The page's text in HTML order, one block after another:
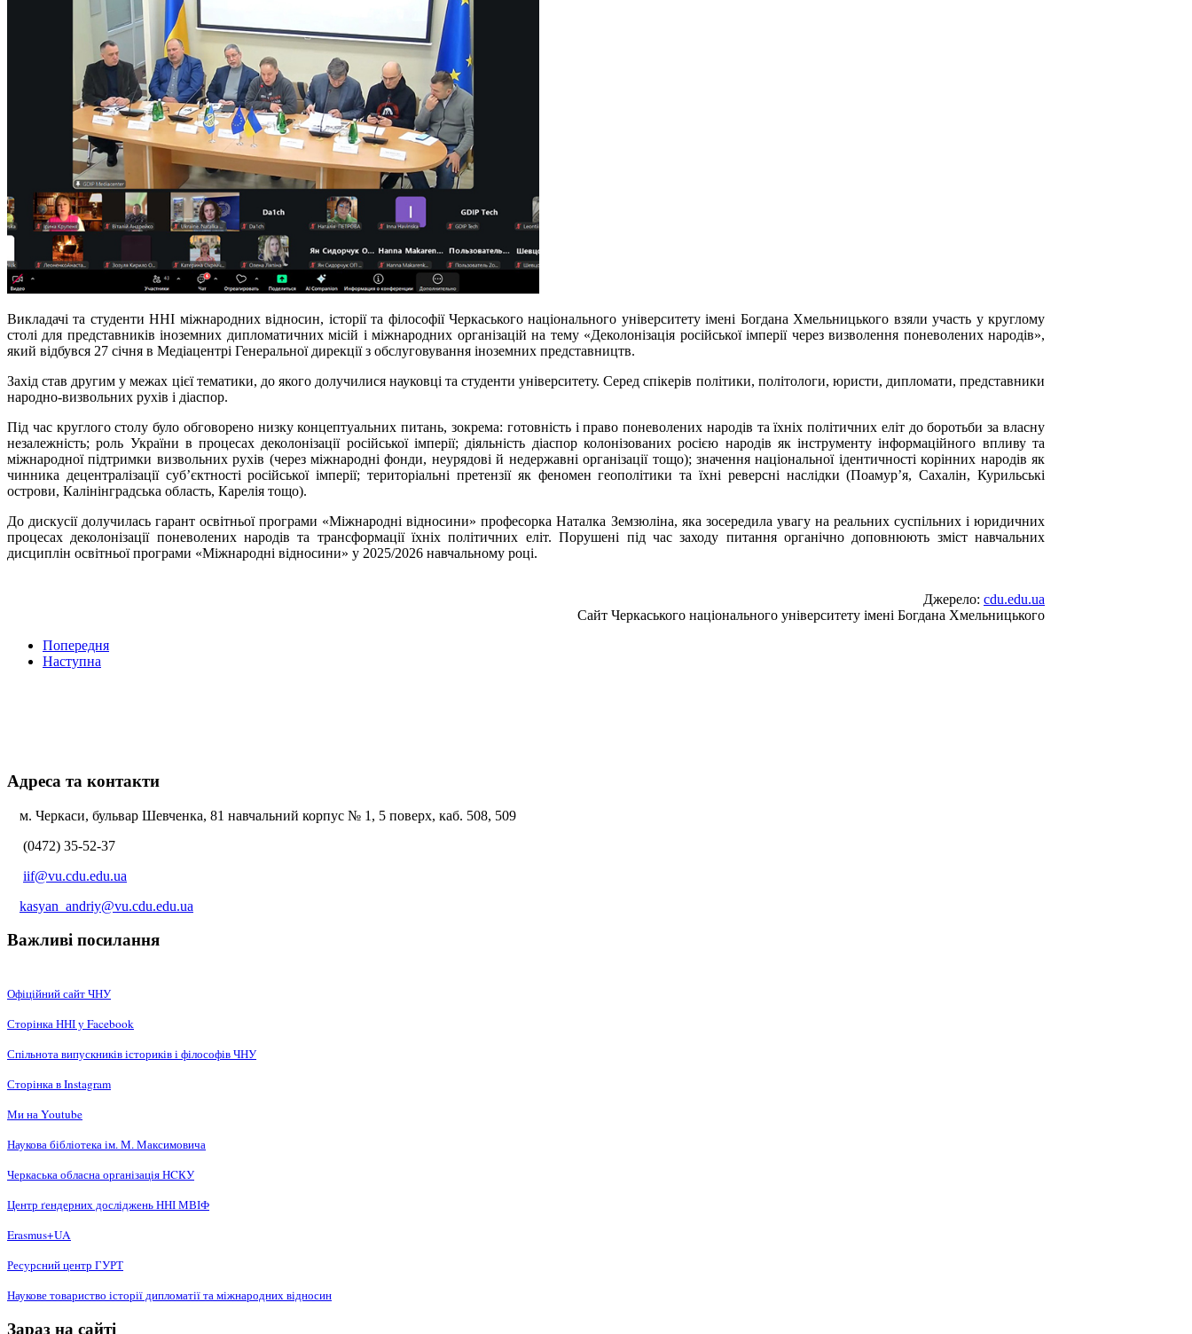
Викладачі та студенти ННІ міжнародних відносин, історії та філософії Черкаського національного університету імені Богдана Хмельницького взяли участь у круглому
столі для представників іноземних дипломатичних місій і міжнародних організацій на тему «Деколонізація російської імперії через визволення поневолених народів»,
який відбувся 27 січня в Медіацентрі Генеральної дирекції з обслуговування іноземних представництв.
Захід став другим у межах цієї тематики, до якого долучилися науковці та студенти університету. Серед спікерів політики, політологи, юристи, дипломати, представники
народно-визвольних рухів і діаспор.
Під час круглого столу було обговорено низку концептуальних питань, зокрема: готовність і право поневолених народів та їхніх політичних еліт до боротьби за власну
незалежність; роль України в процесах деколонізації російської імперії; діяльність діаспор колонізованихросією народів як інструменту інформаційного впливу та
міжнародної підтримки визвольних рухів (через міжнародні фонди, неурядові й недержавні організації тощо); значення національної ідентичності корінних народів як
чинника децентралізації суб’єктності російської імперії; територіальні претензії як феномен геополітики та їхні реверсні наслідки (Поамур’я, Сахалін, Курильські
острови, Калінінградська область, Карелія тощо).
До дискусії долучилась гарант освітньої програми «Міжнародні відносини» професорка Наталка Земзюліна, яка зосередила увагу на реальних суспільних і юридичних
процесах деколонізації поневолених народів та трансформації їхніх політичних еліт. Порушені під час заходу питання органічно доповнюють зміст навчальних
дисциплін освітньої програми «Міжнародні відносини» у 2025/2026 навчальному році.
Джерело: cdu.edu.ua
Сайт Черкаського національного університету імені Богдана Хмельницького
Попередня
Наступна
Адреса та контакти
м. Черкаси, бульвар Шевченка, 81 навчальний корпус № 1, 5 поверх, каб. 508, 509
(0472) 35-52-37
iif@vu.cdu.edu.ua
kasyan_andriy@vu.cdu.edu.ua
Важливі посилання
Офіційний сайт ЧНУ
Сторінка ННІ у Facebook
Спільнота випускників істориків і філософів ЧНУ
Сторінка в Instagram
Ми на Youtube
Наукова бібліотека ім. М. Максимовича
Черкаська обласна організація НCКУ
Центр ґендерних досліджень ННІ МВІФ
Erasmus+UA
Ресурсний центр ГУРТ
Наукове товариство історії дипломатії та міжнародних відносин
Зараз на сайті